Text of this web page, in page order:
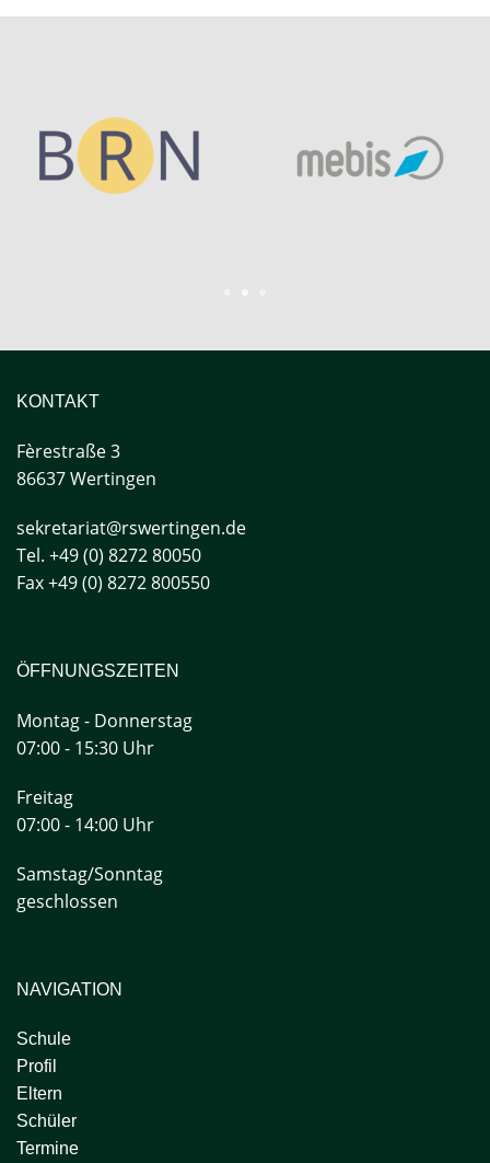
KONTAKT
Fèrestraße3
86637 Wertingen
sekretariat@rswertingen.de
Tel. +49 (0) 8272 80050
Fax +49 (0) 8272 800550
ÖFFNUNGSZEITEN
Montag - Donnerstag
07:00 - 15:30 Uhr
Freitag
07:00 - 14:00 Uhr
Samstag/Sonntag
geschlossen
NAVIGATION
Schule
Profil
Eltern
Schüler
Termine